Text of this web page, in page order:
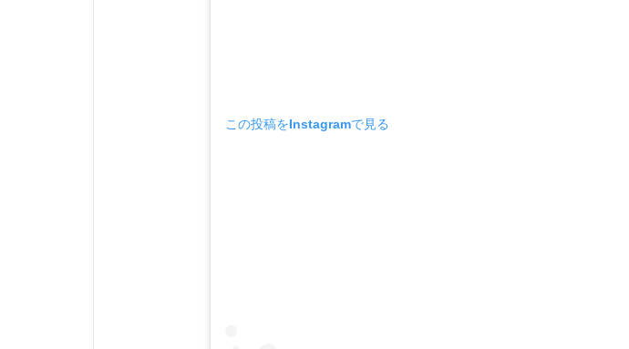
この投稿をInstagramで見る